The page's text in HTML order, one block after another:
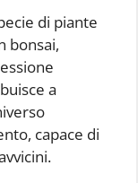
di piante
bonsai,
a
capace di